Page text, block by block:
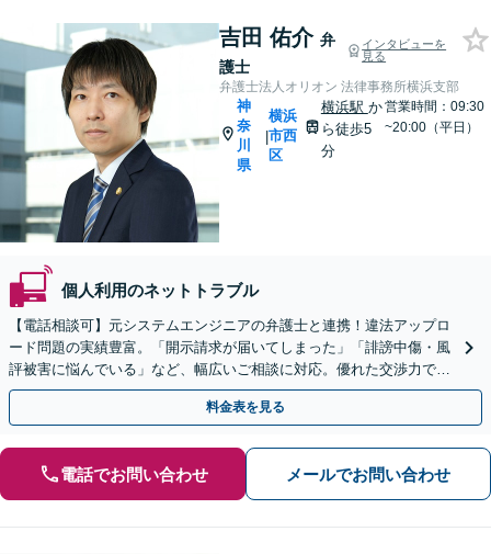
吉田 佑介 弁
護士
インタビューを
見る
弁護士法人オリオン 法律事務所横浜支部
神
奈
川
県
|
横浜
市西
区
横浜駅 か
ら徒歩5
分
営業時間：09:30
~20:00（平日）
個人利用のネットトラブル
【電話相談可】元システムエンジニアの弁護士と連携！違法アップロ
ード問題の実績豊富。「開示請求が届いてしまった」「誹謗中傷・風
評被害に悩んでいる」など、幅広いご相談に対応。優れた交渉力で最
短の解決を目指します【横浜駅8分】【夜間・休日対応】
料金表を見る
電話でお問い合わせ メールでお問い合わせ